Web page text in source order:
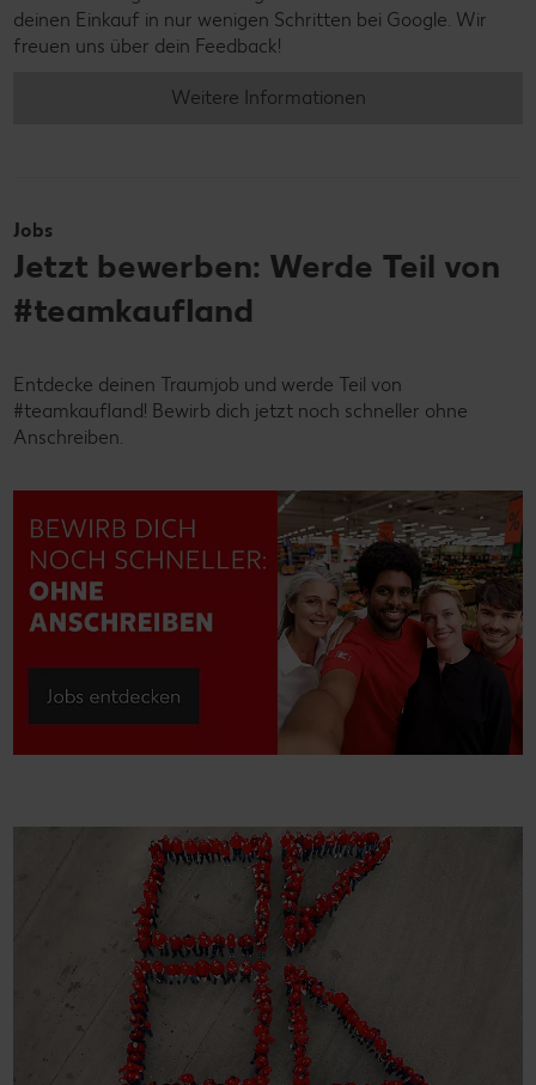
deinen Einkauf in nur wenigen Schritten bei Google. Wir
freuen uns über dein Feedback!
Weitere Informationen
Jobs
Jetzt bewerben: Werde Teil von
#teamkaufland
Entdecke deinen Traumjob und werde Teil von
#teamkaufland! Bewirb dich jetzt noch schneller ohne
Anschreiben.